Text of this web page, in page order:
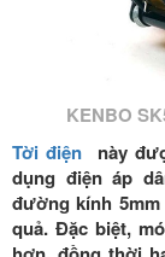
KENBO
Tời điện này
dụng điện áp
đường kính
quả. Đặc biệt,